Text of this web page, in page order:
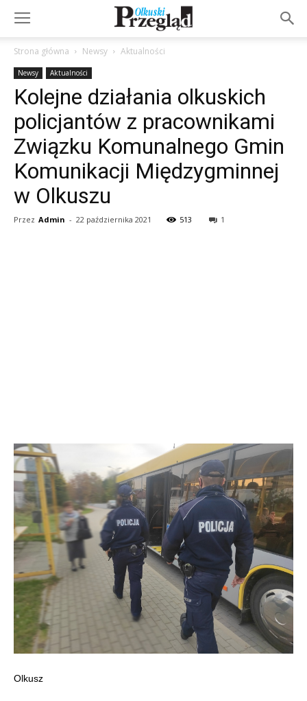
Strona główna Newsy Aktualności
Newsy Aktualności
Kolejne działania olkuskich
policjantów z pracownikami
Związku Komunalnego Gmin
Komunikacji Międzygminnej
w Olkuszu
Przez Admin - 22 października 2021 513 1
Olkusz